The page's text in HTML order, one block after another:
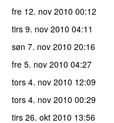
fre 12. nov 2010 00:12
tirs 9. nov 2010 04:11
søn 7. nov 2010 20:16
fre 5. nov 2010 04:27
tors 4. nov 2010 12:09
tors 4. nov 2010 00:29
tirs 26. okt 2010 13:56